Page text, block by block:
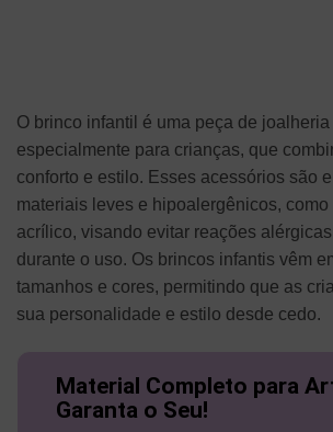
O brinco infantil é uma peça de
especialmente para crianças, que
conforto e estilo. Esses acessórios são
materiais leves e hipoalergênicos, como
acrílico, visando evitar reações
durante o uso. Os brincos infantis vêm
tamanhos e cores, permitindo que as
sua personalidade e estilo desde cedo.
Material Completo para
Garanta o Seu!